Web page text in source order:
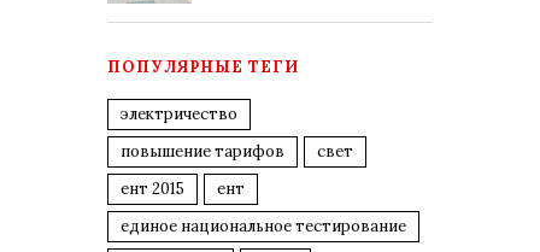
ПОПУЛЯРНЫЕ ТЕГИ
электричество
повышение тарифов
свет
ент 2015
ент
единое национальное тестирование